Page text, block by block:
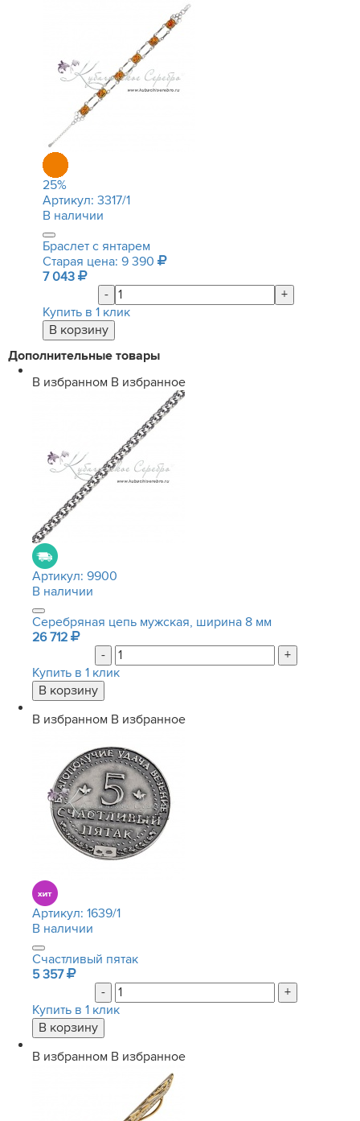
25%
Артикул: 3317/1
В наличии
Браслет с янтарем
Старая цена: 9 390
7 043
-
+
Купить в 1 клик
Дополнительные товары
В избранном В избранное
Артикул: 9900
В наличии
Серебряная цепь мужская, ширина 8 мм
26 712
-
+
Купить в 1 клик
В избранном В избранное
Артикул: 1639/1
В наличии
Счастливый пятак
5 357
-
+
Купить в 1 клик
В избранном В избранное